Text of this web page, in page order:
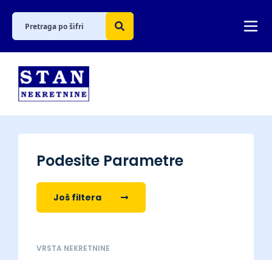
Podesite Parametre
Još filtera
VRSTA NEKRETNINE